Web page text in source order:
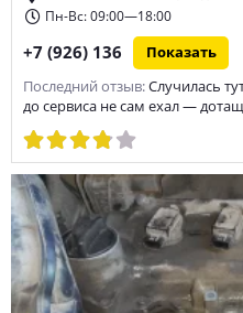
Пн-Вс: 09:00—18:00
+7 (926) 136 Показать
Последний отзыв: Случилась
до сервиса не сам ехал —